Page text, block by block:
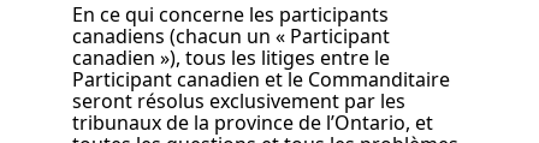
En ce qui concerne les participants
canadiens (chacun un « Participant
canadien »), tous les litiges entre le
Participant canadien et le Commanditaire
seront résolus exclusivement par les
tribunaux de la province de l’Ontario, et